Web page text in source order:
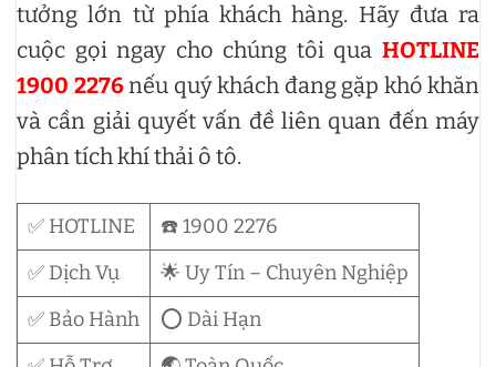
tưởng lớn từ phía khách hàng. Hãy đưa ra
cuộc gọi ngay cho chúng tôi qua HOTLINE
1900 2276nếu quý khách đang gặp khó khăn
và cần giải quyết vấn đề liên quan đến máy
phân tích khí thải ô tô.
✅ HOTLINE
☎️ 1900 2276
✅ Dịch Vụ
🌟 Uy Tín – Chuyên Nghiệp
✅ Bảo Hành
⭕ Dài Hạn